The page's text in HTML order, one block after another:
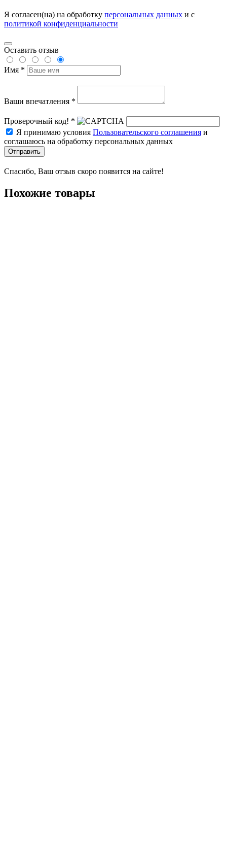
Я согласен(на) на обработку персональных данных и с
политикой конфиденциальности
Оставить отзыв
Имя *
Ваши впечатления *
Проверочный код! *
Я принимаю условия Пользовательского соглашения и
соглашаюсь на обработку персональных данных
Отправить
Спасибо, Ваш отзыв скоро появится на сайте!
Похожие товары